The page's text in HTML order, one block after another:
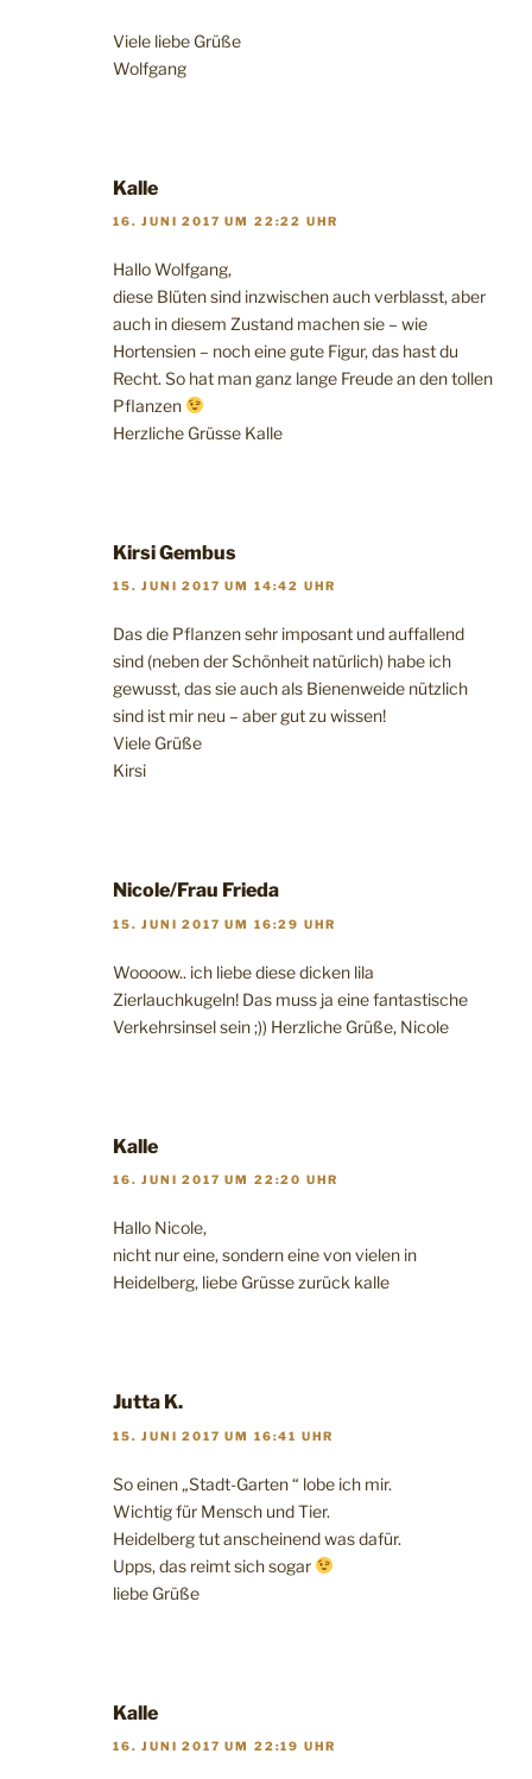
Viele liebe Grüße
Wolfgang
Kalle
16. JUNI 2017 UM 22:22 UHR
Hallo Wolfgang,
diese Blüten sind inzwischen auch verblasst, aber
auch in diesem Zustand machen sie – wie
Hortensien – noch eine gute Figur, das hast du
Recht. So hat man ganz lange Freude an den tollen
Pflanzen
Herzliche Grüsse Kalle
Kirsi Gembus
15. JUNI 2017 UM 14:42 UHR
Das die Pflanzen sehr imposant und auffallend
sind (neben der Schönheit natürlich) habe ich
gewusst, das sie auch als Bienenweide nützlich
sind ist mir neu – aber gut zu wissen!
Viele Grüße
Kirsi
Nicole/Frau Frieda
15. JUNI 2017 UM 16:29 UHR
Woooow.. ich liebe diese dicken lila
Zierlauchkugeln! Das muss ja eine fantastische
Verkehrsinsel sein ;)) Herzliche Grüße, Nicole
Kalle
16. JUNI 2017 UM 22:20 UHR
Hallo Nicole,
nicht nur eine, sondern eine von vielen in
Heidelberg, liebe Grüsse zurück kalle
Jutta K.
15. JUNI 2017 UM 16:41 UHR
So einen „Stadt-Garten “ lobe ich mir.
Wichtig für Mensch und Tier.
Heidelberg tut anscheinend was dafür.
Upps, das reimt sich sogar
liebe Grüße
Kalle
16. JUNI 2017 UM 22:19 UHR